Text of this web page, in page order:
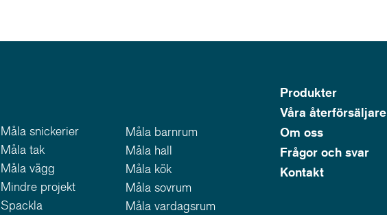
Måla snickerier
Måla tak
Måla vägg
Mindre projekt
Spackla
Produkter
Våra återförsäljare
Om oss
Frågor och svar
Kontakt
Måla barnrum
Måla hall
Måla kök
Måla sovrum
Måla vardagsrum